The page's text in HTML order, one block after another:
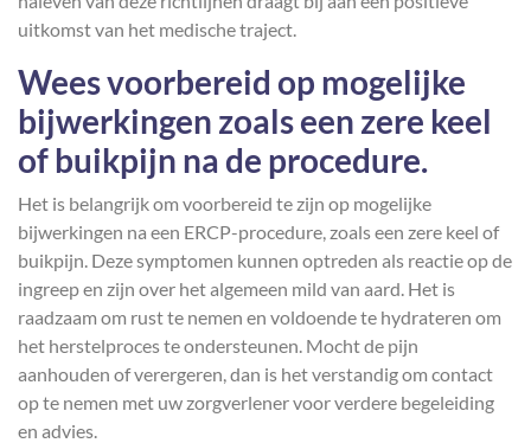
uitkomst van het medische traject.
Wees voorbereid op mogelijke
bijwerkingen zoals een zere keel
of buikpijn na de procedure.
Het is belangrijk om voorbereid te zijn op mogelijke
bijwerkingen na een ERCP-procedure, zoals een zere keel of
buikpijn. Deze symptomen kunnen optreden als reactie op de
ingreep en zijn over het algemeen mild van aard. Het is
raadzaam om rust te nemen en voldoende te hydrateren om
het herstelproces te ondersteunen. Mocht de pijn
aanhouden of verergeren, dan is het verstandig om contact
op te nemen met uw zorgverlener voor verdere begeleiding
en advies.